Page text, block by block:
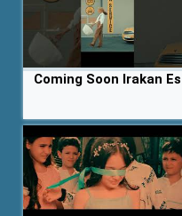
Coming Soon Irakan Es